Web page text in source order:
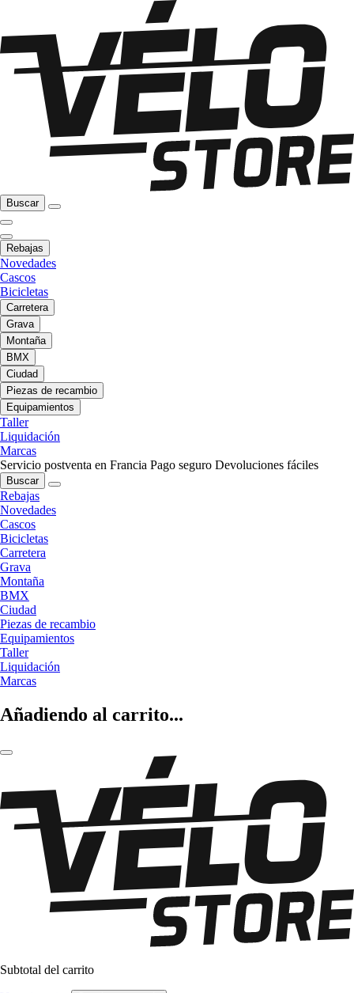
Buscar
Rebajas
Novedades
Cascos
Bicicletas
Carretera
Grava
Montaña
BMX
Ciudad
Piezas de recambio
Equipamientos
Taller
Liquidación
Marcas
Servicio postventa en Francia Pago seguro Devoluciones fáciles
Buscar
Rebajas
Novedades
Cascos
Bicicletas
Carretera
Grava
Montaña
BMX
Ciudad
Piezas de recambio
Equipamientos
Taller
Liquidación
Marcas
Añadiendo al carrito...
Subtotal del carrito